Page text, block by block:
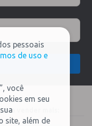
vender mais:
pessoais
de uso e
você
em seu
site, além de